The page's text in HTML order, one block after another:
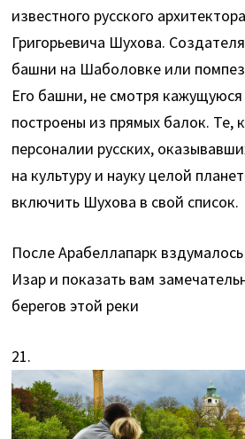
известного русского
Григорьевича Шухова.
башни на Шаболовке или
Его башни, не смотря кажущуюся
построены из прямых балок. Те,
персоналии русских,
на культуру и науку целой
включить Шухова в свой список.
После Арабеллапарк
Изар и показать вам
берегов этой реки
21.